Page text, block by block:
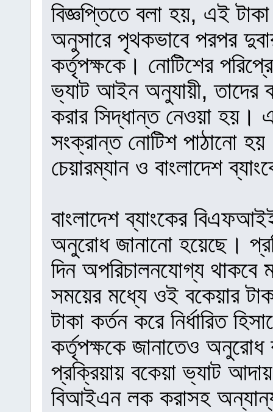
বিজ্ঞপ্তিতে বলা হয়, এই
অনুসারে পৃথকভাবে পরপর
কর্তৃপক্ষকে। নোটিশের
ভ্যাট আইন অনুযায়ী, তাদের
করার সিদ্ধান্ত নেওয়া হয়।
সংক্রান্ত নোটিশ পাঠানো
চেয়ারম্যান ও বাংলাদেশ
বাংলাদেশ ব্যাংকের
অনুরোধ জানানো হয়েছে।
দিন অপরিচালনযোগ্য
সময়ের মধ্যে ওই বকেয়ার
টাকা কর্তন করে নির্ধারিত
কর্তৃপক্ষকে জানাতেও
প্রক্রিয়ায় বকেয়া ভ্যাট
বিআইএন লক করাসহ